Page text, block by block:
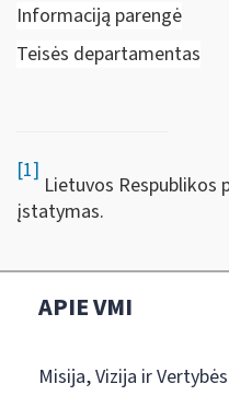
Informaciją parengė
Teisės departamentas
[1]
Lietuvos Respublikos
įstatymas.
APIE VMI
Misija, Vizija ir Vertybės